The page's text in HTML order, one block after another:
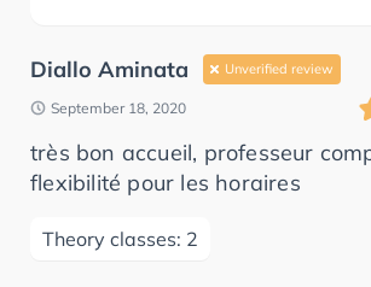
Diallo Aminata Unverified review
September 18, 2020
très bon accueil, professeur
flexibilité pour les horaires
Theory classes: 2